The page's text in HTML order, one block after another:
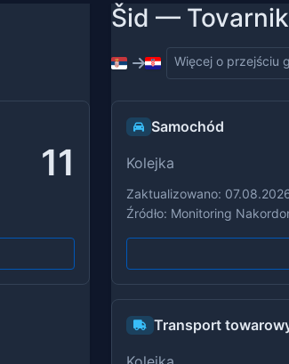
11
Šid — Tovarnik
Więcej o przejściu
Samochód
Kolejka
Zaktualizowano:
Źródło: Monitoring
Transport